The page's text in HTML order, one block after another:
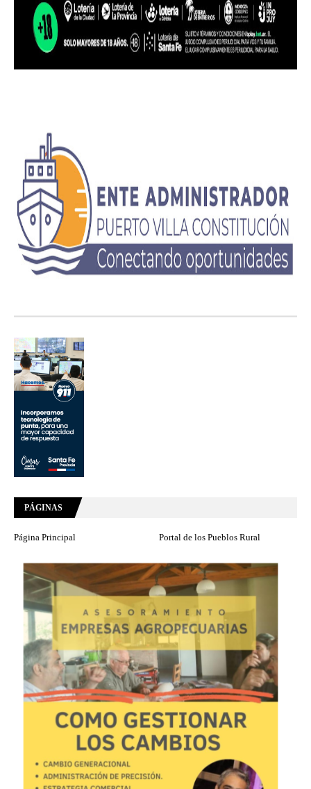
PÁGINAS
Página Principal Portal de los Pueblos Rural